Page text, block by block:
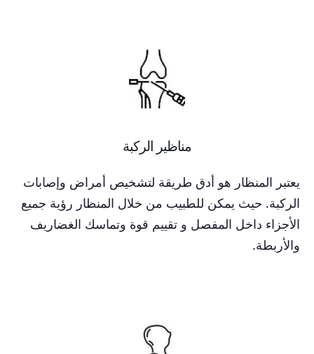
مناظير الركبة
يعتبر المنظار هو أدق طريقة لتشخيص أمراض وإصابات
الركبة. حيث يمكن للطبيب من خلال المنظار رؤية جميع
الأجزاء داخل المفصل و تقييم قوة وتماسك الغضاريف
والأربطة.